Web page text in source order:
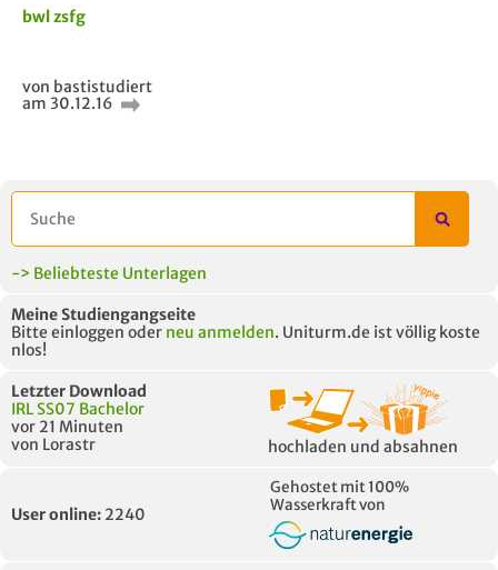
bwl zsfg
von bastistudiert
am 30.12.16
-> Beliebteste Unterlagen
Meine Studiengangseite
Bitte einloggen oder neu anmelden. Uniturm.de ist völlig koste
nlos!
Letzter Download
IRL SS07 Bachelor
vor 21 Minuten
von Lorastr
hochladen und absahnen
User online: 2240
Gehostet mit 100%
Wasserkraft von